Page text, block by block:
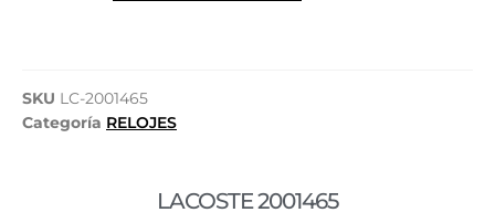
SKU LC-2001465
Categoría RELOJES
LACOSTE 2001465